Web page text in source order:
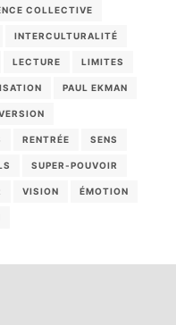
COLLECTIVE
INTERCULTURALITÉ
LECTURE LIMITES
PAUL EKMAN
RENTRÉE SENS
SUPER-POUVOIR
VISION ÉMOTION